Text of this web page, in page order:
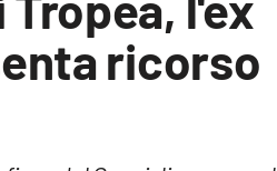
ricorso